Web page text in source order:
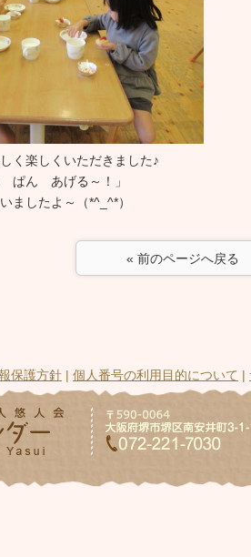
く楽しくいただきました♪
ぱん あげる～！」
ましたよ～（*^_^*）
« 前のページへ戻る
保護方針 | 個人番号の利用目的について |